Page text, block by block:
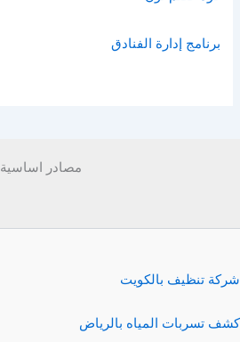
برنامج إدارة الفنادق
مصادر اساسية
شركة تنظيف بالكويت
كشف تسربات المياه بالرياض